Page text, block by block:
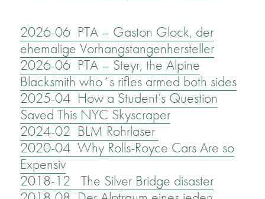
2026-06 PTA – Gaston Glock, der
ehemalige Vorhangstangenhersteller
2026-06 PTA – Steyr, the Alpine
Blacksmith who´s rifles armed both sides
2025-04 How a Student’s Question
Saved This NYC Skyscraper
2024-02 BLM Rohrlaser
2020-04 Why Rolls-Royce Cars Are so
Expensiv
2018-12 The Silver Bridge disaster